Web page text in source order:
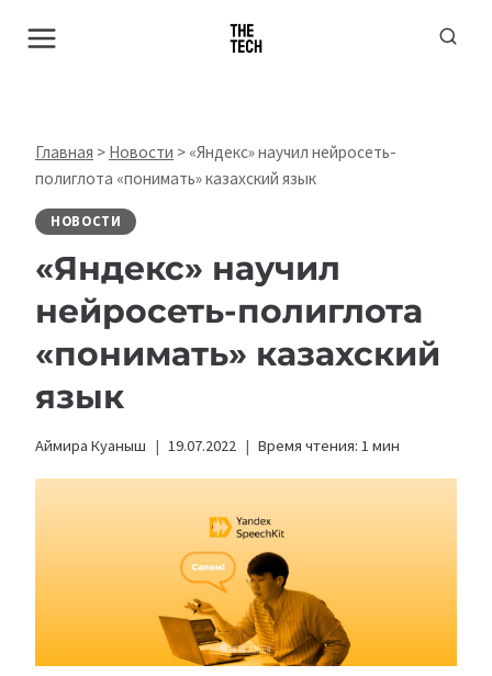
Главная > Новости > «Яндекс» научил нейросеть-
полиглота «понимать» казахский язык
НОВОСТИ
«Яндекс» научил
нейросеть-полиглота
«понимать» казахский
язык
Аймира Куаныш 19.07.2022 Время чтения: 1 мин